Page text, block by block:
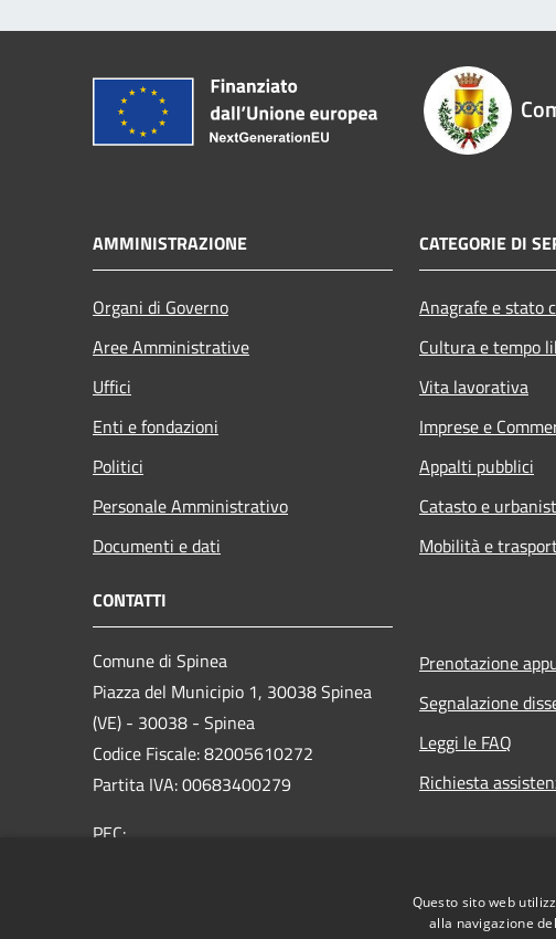
AMMINISTRAZIONE
Organi di Governo
Aree Amministrative
Uffici
Enti e fondazioni
Politici
Personale Amministrativo
Documenti e dati
CATEGORIE DI
Anagrafe e stato
Cultura e tempo
Vita lavorativa
Imprese e
Appalti pubblici
Catasto e
Mobilità e
CONTATTI
Comune di Spinea
Piazza del Municipio 1, 30038 Spinea
(VE) - 30038 - Spinea
Codice Fiscale: 82005610272
Partita IVA: 00683400279
PEC:
Prenotazione
Segnalazione
Leggi le FAQ
Richiesta
Questo sito web
alla navigazione